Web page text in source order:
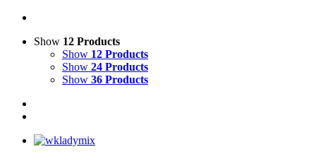
Show 12 Products
Show 12 Products
Show 24 Products
Show 36 Products